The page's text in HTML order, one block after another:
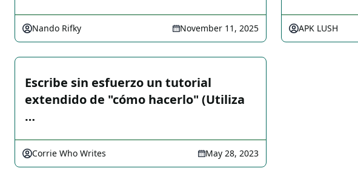
Nando Rifky November 11, 2025 APK LUSH
Escribe sin esfuerzo un tutorial
extendido de "cómo hacerlo" (Utiliza
…
Corrie Who Writes May 28, 2023